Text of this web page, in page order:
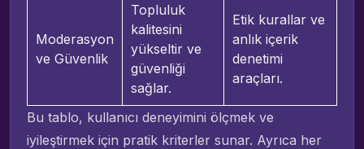
Moderasyon
ve Güvenlik
Topluluk
kalitesini
yükseltir ve
güvenliği
sağlar.
Etik kurallar ve
anlık içerik
denetimi
araçları.
Bu tablo, kullanıcı deneyimini ölçmek ve
iyileştirmek için pratik kriterler sunar. Ayrıca her